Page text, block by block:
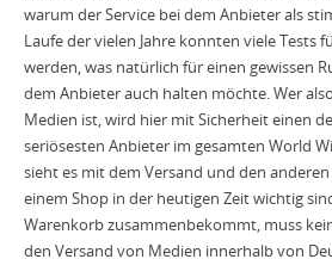
warum der Service bei dem Anbieter als
Laufe der vielen Jahre konnten viele Tests
werden, was natürlich für einen gewissen
dem Anbieter auch halten möchte. Wer
Medien ist, wird hier mit Sicherheit einen
seriösesten Anbieter im gesamten World
sieht es mit dem Versand und den
einem Shop in der heutigen Zeit wichtig
Warenkorb zusammenbekommt, muss
den Versand von Medien innerhalb von